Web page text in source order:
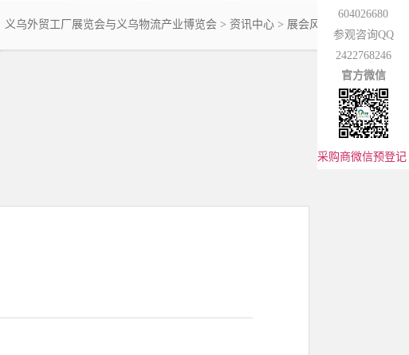
义乌外贸工厂展览会与义乌物流产业博览会 > 资讯中心 > 展会风采
604026680
参观咨询QQ
2422768246
官方微信
采购商微信预登记